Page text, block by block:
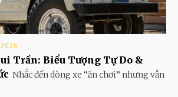
Trần: Biểu Tượng Tự Do &
Nhắc đến dòng xe “ăn chơi” nhưng vẫn